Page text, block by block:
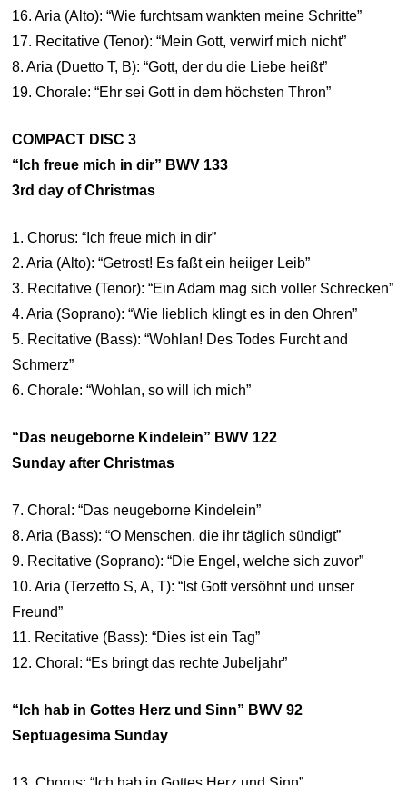
16. Aria (Alto): “Wie furchtsam wankten meine Schritte”
17. Recitative (Tenor): “Mein Gott, verwirf mich nicht”
8. Aria (Duetto T, B): “Gott, der du die Liebe heißt”
19. Chorale: “Ehr sei Gott in dem höchsten Thron”
COMPACT DISC 3
“Ich freue mich in dir” BWV 133
3rd day of Christmas
1. Chorus: “Ich freue mich in dir”
2. Aria (Alto): “Getrost! Es faßt ein heiiger Leib”
3. Recitative (Tenor): “Ein Adam mag sich voller Schrecken”
4. Aria (Soprano): “Wie lieblich klingt es in den Ohren”
5. Recitative (Bass): “Wohlan! Des Todes Furcht and
Schmerz”
6. Chorale: “Wohlan, so will ich mich”
“Das neugeborne Kindelein” BWV 122
Sunday after Christmas
7. Choral: “Das neugeborne Kindelein”
8. Aria (Bass): “O Menschen, die ihr täglich sündigt”
9. Recitative (Soprano): “Die Engel, welche sich zuvor”
10. Aria (Terzetto S, A, T): “Ist Gott versöhnt und unser
Freund”
11. Recitative (Bass): “Dies ist ein Tag”
12. Choral: “Es bringt das rechte Jubeljahr”
“Ich hab in Gottes Herz und Sinn” BWV 92
Septuagesima Sunday